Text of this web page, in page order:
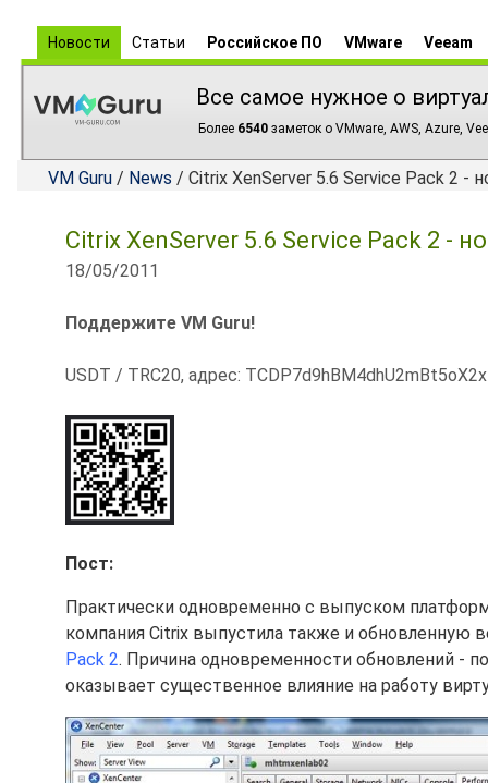
Новости Статьи Российское ПО VMware Veeam
Все самое нужное о
Более 6540 заметок о VMware, AWS, Azure,
VM Guru / News / Citrix XenServer 5.6 Service Pack 2 -
Citrix XenServer 5.6 Service Pack 2 -
18/05/2011
Поддержите VM Guru!
USDT / TRC20, адрес:
Пост:
Практически одновременно с выпуском
компания Citrix выпустила также и
Pack 2. Причина одновременности обновлений -
оказывает существенное влияние на работу